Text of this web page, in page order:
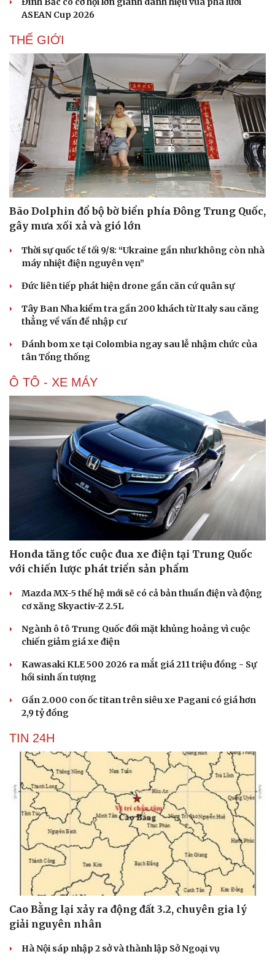
Du lịch
Tư vấn
Săn Tour
Podcast
Câu chuyện thời sự
Kể chuyện cho bé
ASEAN Cup 2026
THẾ GIỚI
Bão Dolphin đổ bộ bờ biển phía Đông Trung Quốc,
gây mưa xối xả và gió lớn
Thời sự quốc tế tối 9/8: “Ukraine gần như không còn nhà
máy nhiệt điện nguyên vẹn”
Đức liên tiếp phát hiện drone gần căn cứ quân sự
Tây Ban Nha kiểm tra gần 200 khách từ Italy sau căng
thẳng về vấn đề nhập cư
Đánh bom xe tại Colombia ngay sau lễ nhậm chức của
tân Tổng thống
Ô TÔ - XE MÁY
Honda tăng tốc cuộc đua xe điện tại Trung Quốc
với chiến lược phát triển sản phẩm
Mazda MX-5 thế hệ mới sẽ có cả bản thuần điện và động
cơ xăng Skyactiv-Z 2.5L
Ngành ô tô Trung Quốc đối mặt khủng hoảng vì cuộc
chiến giảm giá xe điện
Kawasaki KLE 500 2026 ra mắt giá 211 triệu đồng - Sự
hồi sinh ấn tượng
Gần 2.000 con ốc titan trên siêu xe Pagani có giá hơn
2,9 tỷ đồng
TIN 24H
Cao Bằng lại xảy ra động đất 3.2, chuyên gia lý
giải nguyên nhân
Hà Nội sáp nhập 2 sở và thành lập Sở Ngoại vụ